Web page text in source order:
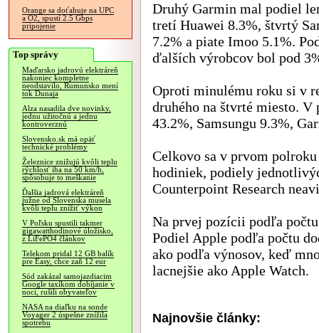
Orange sa doťahuje na UPC
a O2, spustí 2.5 Gbps
pripojenie
Top správy
Maďarsko jadrovú elektráreň
nakoniec kompletne
neodstavilo, Rumunsko mení
tok Dunaja
Alza nasadila dve novinky,
jednu užitočnú a jednu
kontroverznú
Slovensko.sk má opäť
technické problémy
Železnice znižujú kvôli teplu
rýchlosť iba na 50 km/h,
spôsobuje to meškanie
Ďalšia jadrová elektráreň
južne od Slovenska musela
kvôli teplu znížiť výkon
V Poľsku spustili takmer
gigawatthodinové úložisko,
z LiFePO4 článkov
Telekom pridal 12 GB balík
pre Easy, chce zaň 12 eur
Súd zakázal samojazdiacim
Google taxíkom dobíjanie v
noci, rušili obyvateľov
NASA na diaľku na sonde
Voyager 2 úspešne znížila
spotrebu
Druhý Garmin mal podiel
tretí Huawei 8.3%, štvrtý
7.2% a piate Imoo 5.1%.
ďalších výrobcov bol pod
Oproti minulému roku si v
druhého na štvrté miesto.
43.2%, Samsungu 9.3%,
Celkovo sa v prvom
hodiniek, podiely
Counterpoint Research
Na prvej pozícii podľa
Podiel Apple podľa počtu
ako podľa výnosov, keď
lacnejšie ako Apple Watch.
Najnovšie články: